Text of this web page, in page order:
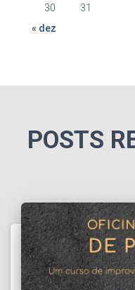
30
31
« dez
POSTS